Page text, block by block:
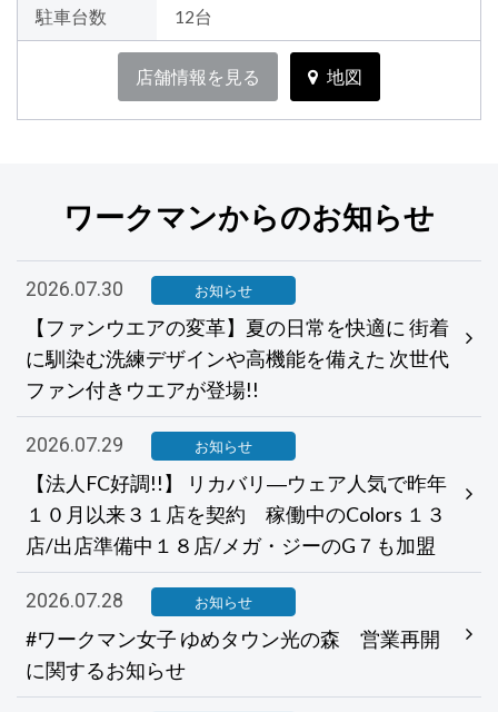
駐車台数 12台
店舗情報を見る 地図
ワークマンからのお知らせ
2026.07.30 お知らせ
【ファンウエアの変革】夏の日常を快適に 街着
に馴染む洗練デザインや高機能を備えた 次世代
ファン付きウエアが登場!!
2026.07.29 お知らせ
【法人FC好調!!】 リカバリ―ウェア人気で昨年
１０月以来３１店を契約 稼働中のColors １３
店/出店準備中１８店/メガ・ジーのG７も加盟
2026.07.28 お知らせ
#ワークマン女子 ゆめタウン光の森 営業再開
に関するお知らせ